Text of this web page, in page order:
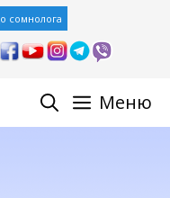
сомнолога
Меню